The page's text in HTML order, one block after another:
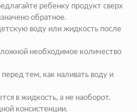
ребенку продукт сверх
обратное.
воду или жидкость после
необходимое количество
тем, как наливать воду и
в жидкость, а не наоборот.
консистенции.